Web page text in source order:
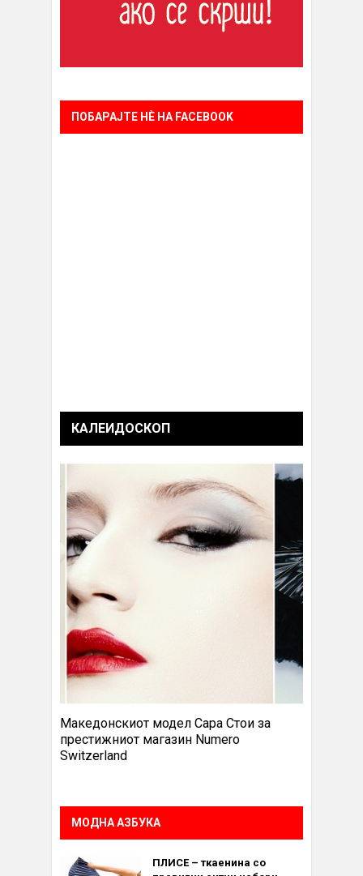
ПОБАРАЈТЕ НÈ НА FACEBOOK
КАЛЕИДОСКОП
Македонскиот модел Сара Стои за
престижниот магазин Numero
Switzerland
МОДНА АЗБУКА
ПЛИСЕ – ткаенина со